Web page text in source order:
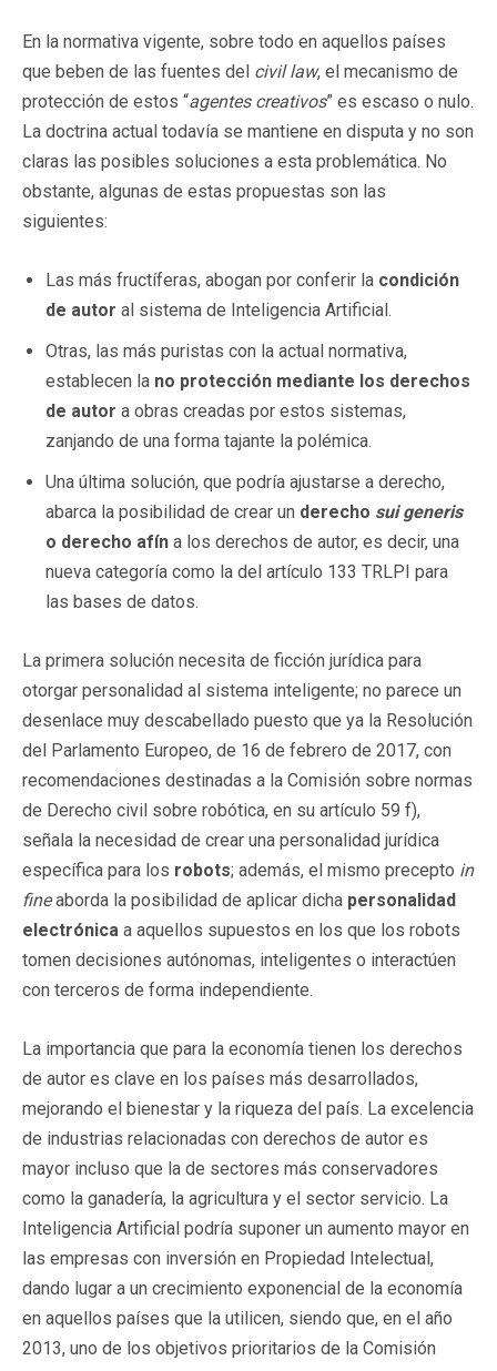
En la normativa vigente, sobre todo en aquellos países
que beben de las fuentes del civil law, el mecanismo de
protección de estos “agentes creativos” es escaso o nulo.
La doctrina actual todavía se mantiene en disputa y no son
claras las posibles soluciones a esta problemática. No
obstante, algunas de estas propuestas son las
siguientes:
Las más fructíferas, abogan por conferir la condición
de autor al sistema de Inteligencia Artificial.
Otras, las más puristas con la actual normativa,
establecen la no protección mediante los derechos
de autor a obras creadas por estos sistemas,
zanjando de una forma tajante la polémica.
Una última solución, que podría ajustarse a derecho,
abarca la posibilidad de crear un derecho sui generis
o derecho afín a los derechos de autor, es decir, una
nueva categoría como la del artículo 133 TRLPI para
las bases de datos.
La primera solución necesita de ficción jurídica para
otorgar personalidad al sistema inteligente; no parece un
desenlace muy descabellado puesto que ya la Resolución
del Parlamento Europeo, de 16 de febrero de 2017, con
recomendaciones destinadas a la Comisión sobre normas
de Derecho civil sobre robótica, en su artículo 59 f),
señala la necesidad de crear una personalidad jurídica
específica para los robots; además, el mismo precepto in
fineaborda la posibilidad de aplicar dicha personalidad
electrónica a aquellos supuestos en los que los robots
tomen decisiones autónomas, inteligentes o interactúen
con terceros de forma independiente.
La importancia que para la economía tienen los derechos
de autor es clave en los países más desarrollados,
mejorando el bienestar y la riqueza del país. La excelencia
de industrias relacionadas con derechos de autor es
mayor incluso que la de sectores más conservadores
como la ganadería, la agricultura y el sector servicio. La
Inteligencia Artificial podría suponer un aumento mayor en
las empresas con inversión en Propiedad Intelectual,
dando lugar a un crecimiento exponencial de la economía
en aquellos países que la utilicen, siendo que, en el año
2013, uno de los objetivos prioritarios de la Comisión